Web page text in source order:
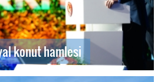
konut hamlesi